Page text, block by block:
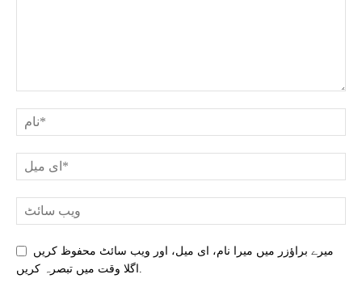
میرے براؤزر میں میرا نام، ای میل، اور ویب سائٹ محفوظ کریں
اگلا وقت میں تبصرہ کریں.